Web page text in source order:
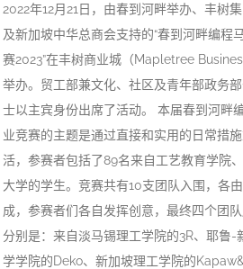
2022年12月21日，由春到河畔举办、丰树
及新加坡中华总商会支持的“春到河畔编程
赛2023”在丰树商业城（Mapletree
举办。贸工部兼文化、社区及青年部政务
士以主宾身份出席了活动。 本届春到河畔
业竞赛的主题是通过直接和实用的日常措
活，参赛者包括了89名来自工艺教育学院
大学的学生。竞赛共有10支团队入围，各
成，参赛者们各自发挥创意，最终四个团队
分别是：来自淡马锡理工学院的3R、耶鲁-
学学院的Deko、新加坡理工学院的